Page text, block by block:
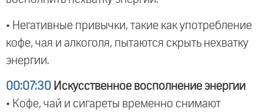
• Негативные привычки, такие как употребление
кофе, чая и алкоголя, пытаются скрыть нехватку
энергии.
00:07:30 Искусственное восполнение энергии
• Кофе, чай и сигареты временно снимают